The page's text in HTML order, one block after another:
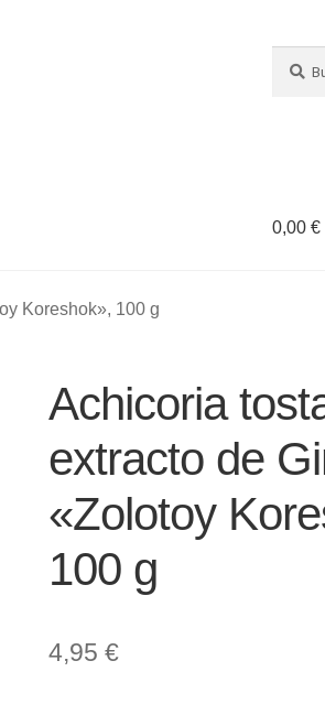
por:
0,00 €
Koreshok», 100 g
Achicoria
extracto de
«Zolotoy
100 g
4,95€